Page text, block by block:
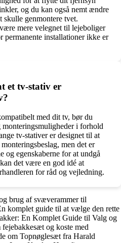
og du kan også nemt ændre
skulle genmontere tvet.
mere velegnet til lejeboliger
installationer ikke er
et tv-stativ er
med dit tv, bør du
i forhold
tv-stativer er designet til at
men det er
og egenskaberne for at undgå
det være en god idé at
for råd og vejledning.
brug af svæverammer til
komplet guide til at vælge den rette
En Komplet Guide til Valg og
og koste med
om Topnøglesæt fra Harald